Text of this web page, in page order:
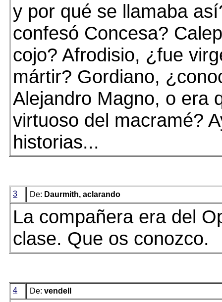
y por qué se llamaba
confesó Concesa?
cojo? Afrodisio, ¿fue
mártir? Gordiano,
Alejandro Magno, o era
virtuoso del macramé?
historias...
3 De: Daurmith, aclarando
La compañera era del
clase. Que os conozco.
4 De: vendell